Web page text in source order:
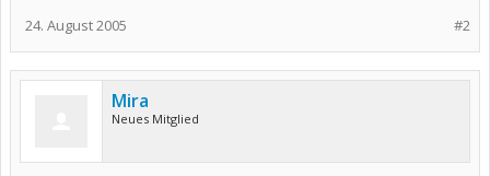
#2
24. August 2005
Mira
Neues Mitglied